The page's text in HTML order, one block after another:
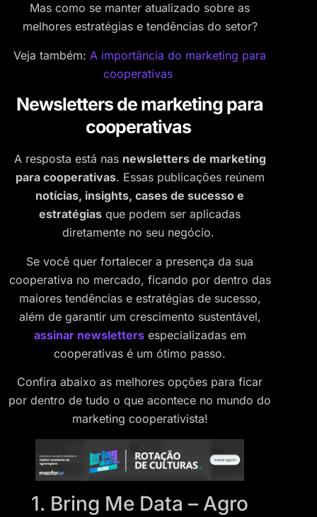
Mas como se manter atualizado sobre as
melhores estratégias e tendências do setor?
Veja também: A importância do marketing para
cooperativas
Newsletters de marketing para
cooperativas
A resposta está nas newsletters de marketing
para cooperativas. Essas publicações reúnem
notícias, insights, cases de sucesso e
estratégias que podem ser aplicadas
diretamente no seu negócio.
Se você quer fortalecer a presença da sua
cooperativa no mercado, ficando por dentro das
maiores tendências e estratégias de sucesso,
além de garantir um crescimento sustentável,
assinar newslettersespecializadas em
cooperativas é um ótimo passo.
Confira abaixo as melhores opções para ficar
por dentro de tudo o que acontece no mundo do
marketing cooperativista!
1. Bring Me Data – Agro